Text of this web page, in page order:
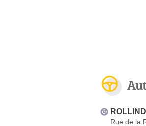
Rue de la